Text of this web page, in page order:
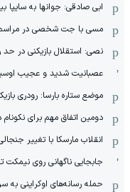
ابی صادقی: جوانها به سایپا
مسی با جت شخصی در مراسم
نصی: استقلال بازیکنی در حد
عصبانیت شدید و عجیب
موضع ستاره بارسا: رودری
دومین اتفاق مهم برای
انقلاب مارسکا با تغییر
جابجایی ناگهانی روی نیمکت
حمله رسانه‌های اوکراینی به